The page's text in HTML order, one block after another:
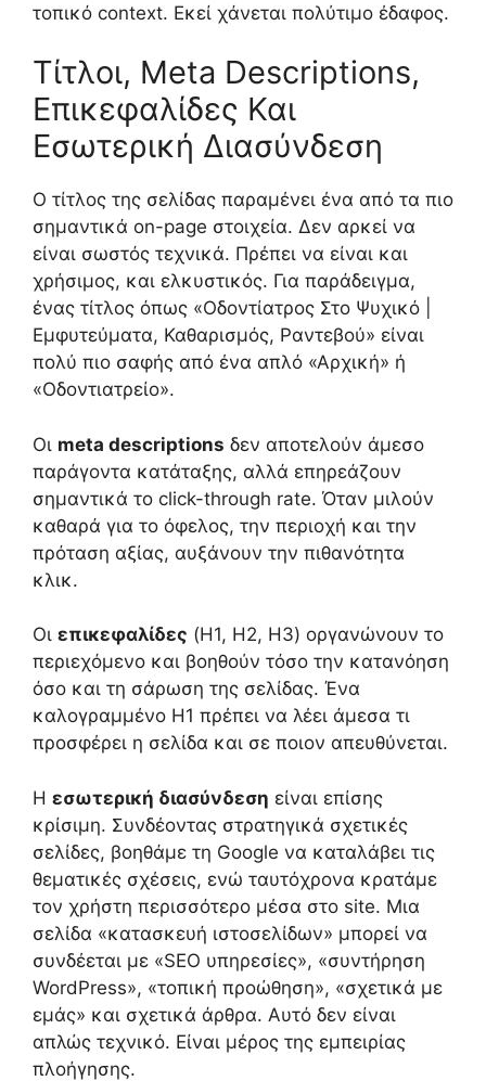
τοπικό context. Εκεί χάνεται πολύτιμο έδαφος.
Τίτλοι, Meta Descriptions,
Επικεφαλίδες Και
Εσωτερική Διασύνδεση
Ο τίτλος της σελίδας παραμένει ένα από τα πιο
σημαντικά on-page στοιχεία. Δεν αρκεί να
είναι σωστός τεχνικά. Πρέπει να είναι και
χρήσιμος, και ελκυστικός. Για παράδειγμα,
ένας τίτλος όπως «Οδοντίατρος Στο Ψυχικό |
Εμφυτεύματα, Καθαρισμός, Ραντεβού» είναι
πολύ πιο σαφής από ένα απλό «Αρχική» ή
«Οδοντιατρείο».
Οι meta descriptions δεν αποτελούν άμεσο
παράγοντα κατάταξης, αλλά επηρεάζουν
σημαντικά το click-through rate. Όταν μιλούν
καθαρά για το όφελος, την περιοχή και την
πρόταση αξίας, αυξάνουν την πιθανότητα
κλικ.
Οι επικεφαλίδες (H1, H2, H3) οργανώνουν το
περιεχόμενο και βοηθούν τόσο την κατανόηση
όσο και τη σάρωση της σελίδας. Ένα
καλογραμμένο H1 πρέπει να λέει άμεσα τι
προσφέρει η σελίδα και σε ποιον απευθύνεται.
Η εσωτερική διασύνδεση είναι επίσης
κρίσιμη. Συνδέοντας στρατηγικά σχετικές
σελίδες, βοηθάμε τη Google να καταλάβει τις
θεματικές σχέσεις, ενώ ταυτόχρονα κρατάμε
τον χρήστη περισσότερο μέσα στο site. Μια
σελίδα «κατασκευή ιστοσελίδων» μπορεί να
συνδέεται με «SEO υπηρεσίες», «συντήρηση
WordPress», «τοπική προώθηση», «σχετικά με
εμάς» και σχετικά άρθρα. Αυτό δεν είναι
απλώς τεχνικό. Είναι μέρος της εμπειρίας
πλοήγησης.